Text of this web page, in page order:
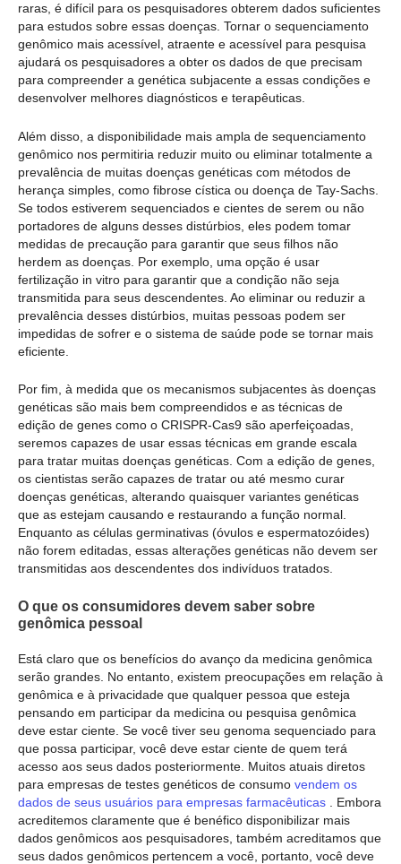
raras, é difícil para os pesquisadores obterem dados suficientes
para estudos sobre essas doenças. Tornar o sequenciamento
genômico mais acessível, atraente e acessível para pesquisa
ajudará os pesquisadores a obter os dados de que precisam
para compreender a genética subjacente a essas condições e
desenvolver melhores diagnósticos e terapêuticas.
Além disso, a disponibilidade mais ampla de sequenciamento
genômico nos permitiria reduzir muito ou eliminar totalmente a
prevalência de muitas doenças genéticas com métodos de
herança simples, como fibrose cística ou doença de Tay-Sachs.
Se todos estiverem sequenciados e cientes de serem ou não
portadores de alguns desses distúrbios, eles podem tomar
medidas de precaução para garantir que seus filhos não
herdem as doenças. Por exemplo, uma opção é usar
fertilização in vitro para garantir que a condição não seja
transmitida para seus descendentes. Ao eliminar ou reduzir a
prevalência desses distúrbios, muitas pessoas podem ser
impedidas de sofrer e o sistema de saúde pode se tornar mais
eficiente.
Por fim, à medida que os mecanismos subjacentes às doenças
genéticas são mais bem compreendidos e as técnicas de
edição de genes como o CRISPR-Cas9 são aperfeiçoadas,
seremos capazes de usar essas técnicas em grande escala
para tratar muitas doenças genéticas. Com a edição de genes,
os cientistas serão capazes de tratar ou até mesmo curar
doenças genéticas, alterando quaisquer variantes genéticas
que as estejam causando e restaurando a função normal.
Enquanto as células germinativas (óvulos e espermatozóides)
não forem editadas, essas alterações genéticas não devem ser
transmitidas aos descendentes dos indivíduos tratados.
O que os consumidores devem saber sobre
genômica pessoal
Está claro que os benefícios do avanço da medicina genômica
serão grandes. No entanto, existem preocupações em relação à
genômica e à privacidade que qualquer pessoa que esteja
pensando em participar da medicina ou pesquisa genômica
deve estar ciente. Se você tiver seu genoma sequenciado para
que possa participar, você deve estar ciente de quem terá
acesso aos seus dados posteriormente. Muitos atuais diretos
para empresas de testes genéticos de consumo vendem os
dados de seus usuários para empresas farmacêuticas . Embora
acreditemos claramente que é benéfico disponibilizar mais
dados genômicos aos pesquisadores, também acreditamos que
seus dados genômicos pertencem a você, portanto, você deve